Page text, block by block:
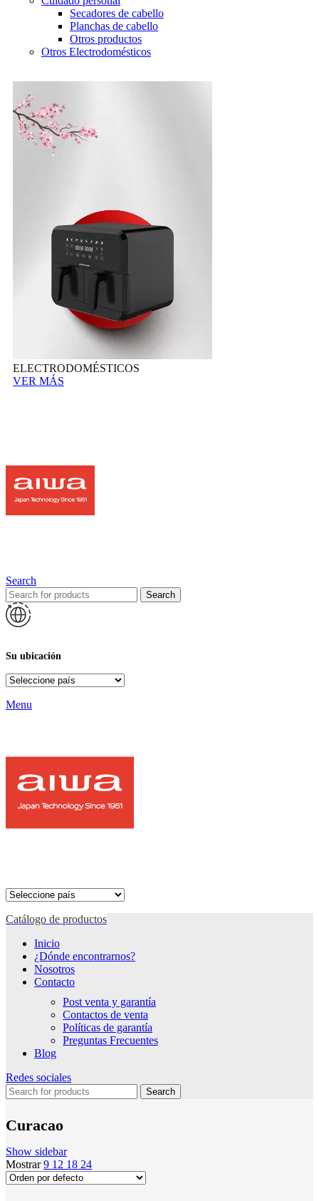
Secadores de cabello
Planchas de cabello
Otros productos
Otros Electrodomésticos
ELECTRODOMÉSTICOS
VER MÁS
Search
Search
Su ubicación
Menu
Catálogo de productos
Inicio
¿Dónde encontrarnos?
Nosotros
Contacto
Post venta y garantía
Contactos de venta
Políticas de garantía
Preguntas Frecuentes
Blog
Redes sociales
Search
Curacao
Show sidebar
Mostrar9 12 18 24